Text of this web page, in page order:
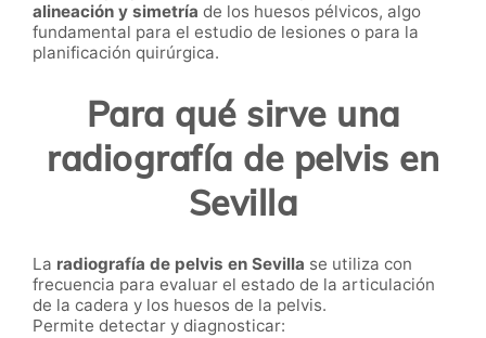
alineación y simetría de los huesos pélvicos, algo
fundamental para el estudio de lesiones o para la
planificación quirúrgica.
Para qué sirve una
radiografía de pelvis en
Sevilla
La radiografía de pelvis en Sevilla se utiliza con
frecuencia para evaluar el estado de la articulación
de la cadera y los huesos de la pelvis.
Permite detectar y diagnosticar: